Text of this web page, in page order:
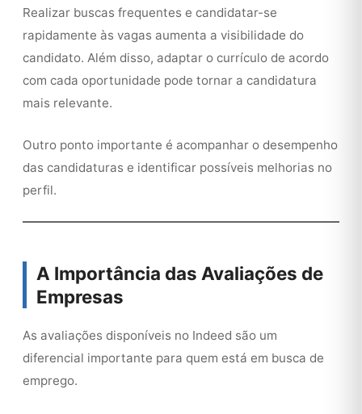
Realizar buscas frequentes e candidatar-se
rapidamente às vagas aumenta a visibilidade do
candidato. Além disso, adaptar o currículo de acordo
com cada oportunidade pode tornar a candidatura
mais relevante.
Outro ponto importante é acompanhar o desempenho
das candidaturas e identificar possíveis melhorias no
perfil.
A Importância das Avaliações de
Empresas
As avaliações disponíveis no Indeed são um
diferencial importante para quem está em busca de
emprego.